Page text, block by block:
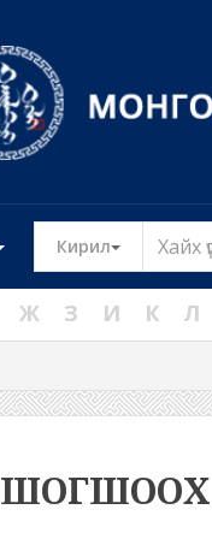
Кирил Toggle
Ж З И К Л
ШОГШООХ